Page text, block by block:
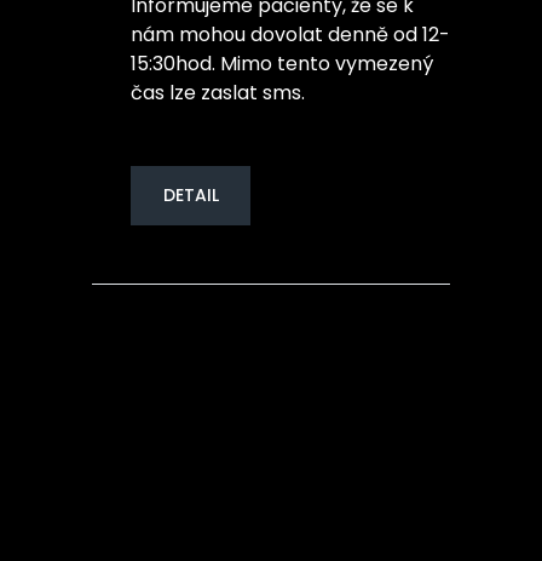
nám mohou dovolat denně od 12-
15:30hod. Mimo tento vymezený
čas lze zaslat sms.
DETAIL